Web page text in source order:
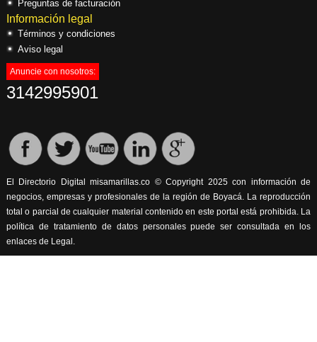
Preguntas de facturación
Información legal
Términos y condiciones
Aviso legal
Anuncie con nosotros:
3142995901
El Directorio Digital misamarillas.co © Copyright 2025 con información de
negocios, empresas y profesionales de la región de Boyacá. La reproducción
total o parcial de cualquier material contenido en este portal está prohibida. La
política de tratamiento de datos personales puede ser consultada en los
enlaces de Legal.